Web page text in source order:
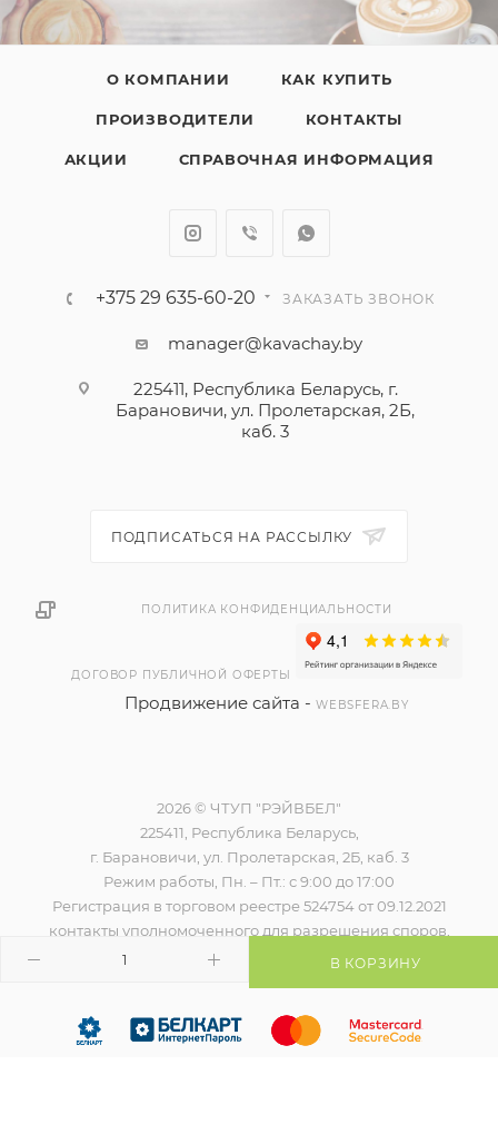
В КОРЗИНУ
О КОМПАНИИ КАК КУПИТЬ
ПРОИЗВОДИТЕЛИ КОНТАКТЫ
АКЦИИ СПРАВОЧНАЯ ИНФОРМАЦИЯ
+375 29 635-60-20 ЗАКАЗАТЬ ЗВОНОК
manager@kavachay.by
225411, Республика Беларусь, г.
Барановичи, ул. Пролетарская, 2Б,
каб. 3
ПОДПИСАТЬСЯ НА РАССЫЛКУ
ПОЛИТИКА КОНФИДЕНЦИАЛЬНОСТИ
ДОГОВОР ПУБЛИЧНОЙ ОФЕРТЫ
Продвижение сайта -WEBSFERA.BY
2026 © ЧТУП "РЭЙВБЕЛ"
225411, Республика Беларусь,
г. Барановичи, ул. Пролетарская, 2Б, каб. 3
Режим работы, Пн. – Пт.: с 9:00 до 17:00
Регистрация в торговом реестре 524754 от 09.12.2021
контакты уполномоченного для разрешения споров,
наименование и контакты контролирующего органа)